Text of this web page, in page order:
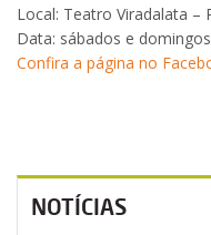
Local: Teatro Viradalata –
Data: sábados e
Confira a página no
NOTÍCIAS